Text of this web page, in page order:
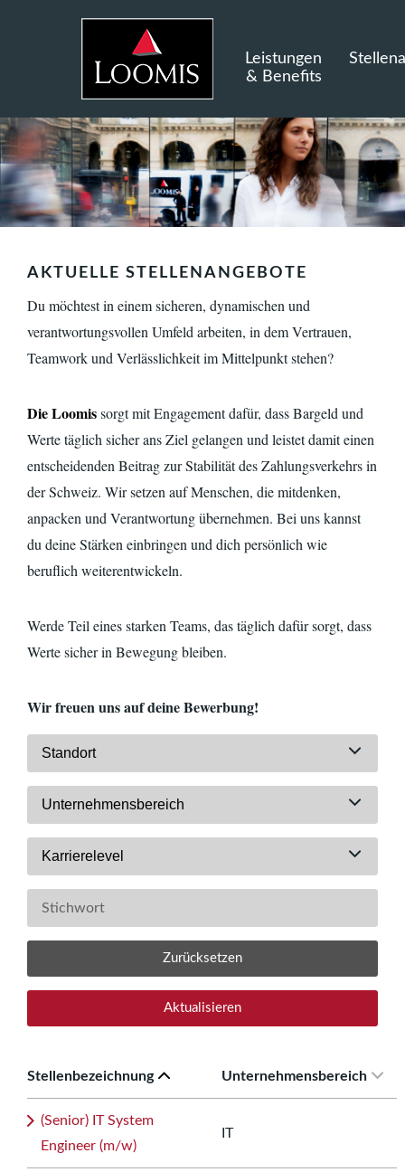
Leistungen
& Benefits
AKTUELLE STELLENANGEBOTE
Du möchtest in einem sicheren, dynamischen und
verantwortungsvollen Umfeld arbeiten, in dem Vertrauen,
Teamwork und Verlässlichkeit im Mittelpunkt stehen?
Die Loomissorgt mit Engagement dafür, dass Bargeld und
Werte täglich sicher ans Ziel gelangen und leistet damit einen
entscheidenden Beitrag zur Stabilität des Zahlungsverkehrs in
der Schweiz. Wir setzen auf Menschen, die mitdenken,
anpacken und Verantwortung übernehmen. Bei uns kannst
du deine Stärken einbringen und dich persönlich wie
beruflichweiterentwickeln.
Werde Teil eines starken Teams, das täglich dafür sorgt, dass
Werte sicher in Bewegung bleiben.
Wir freuen uns auf deine Bewerbung!
Standort
Unternehmensbereich
Karrierelevel
Zurücksetzen
Aktualisieren
Stellenbezeichnung Unternehmensbereich
(Senior) IT System
Engineer (m/w)
IT